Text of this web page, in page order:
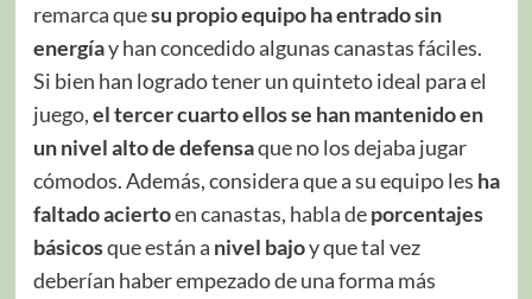
remarca quesu propio equipo ha entrado sin
energíay han concedido algunas canastas fáciles.
Si bien han logrado tener un quinteto ideal para el
juego,el tercer cuarto ellos se han mantenido en
un nivel alto de defensaque no los dejaba jugar
cómodos. Además, considera que a su equipo les ha
faltado aciertoen canastas, habla deporcentajes
básicosque están a nivel bajoy que tal vez
deberían haber empezado de una forma más